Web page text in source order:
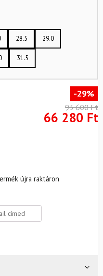
28.5 29.0
31.5
-29%
93 600Ft
66 280 Ft
újra raktáron